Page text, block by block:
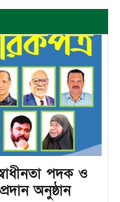
পদক ও
অনুষ্ঠান